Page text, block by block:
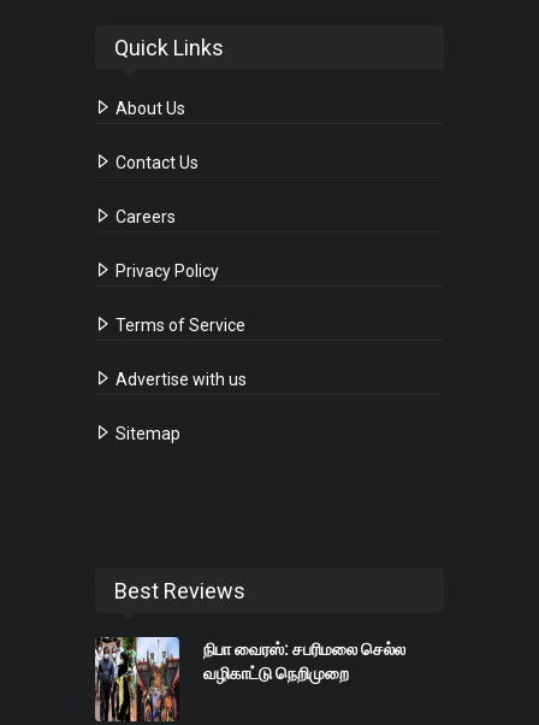
Quick Links
About Us
Contact Us
Careers
Privacy Policy
Terms of Service
Advertise with us
Sitemap
Best Reviews
நிபா வைரஸ்: சபரிமலை செல்ல
வழிகாட்டு நெறிமுறை